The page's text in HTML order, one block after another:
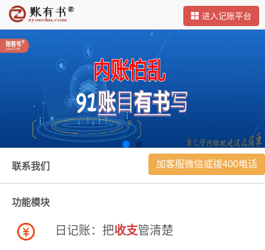
进入记账平台
联系我们 加客服微信或拨400电话
功能模块
日记账：把收支管清楚